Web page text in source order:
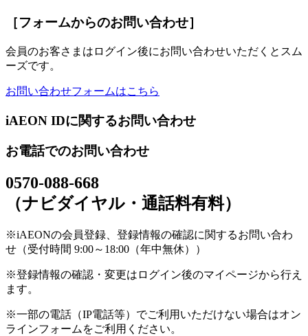
［フォームからのお問い合わせ］
会員のお客さまはログイン後にお問い合わせいただくとスム
ーズです。
お問い合わせフォームはこちら
iAEON IDに関するお問い合わせ
お電話でのお問い合わせ
0570-088-668
（ナビダイヤル・通話料有料）
※iAEONの会員登録、登録情報の確認に関するお問い合わ
せ（受付時間 9:00～18:00（年中無休））
※登録情報の確認・変更はログイン後のマイページから行え
ます。
※一部の電話（IP電話等）でご利用いただけない場合はオン
ラインフォームをご利用ください。